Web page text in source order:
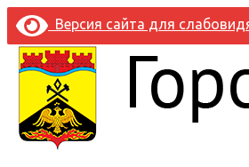
Версия сайта для